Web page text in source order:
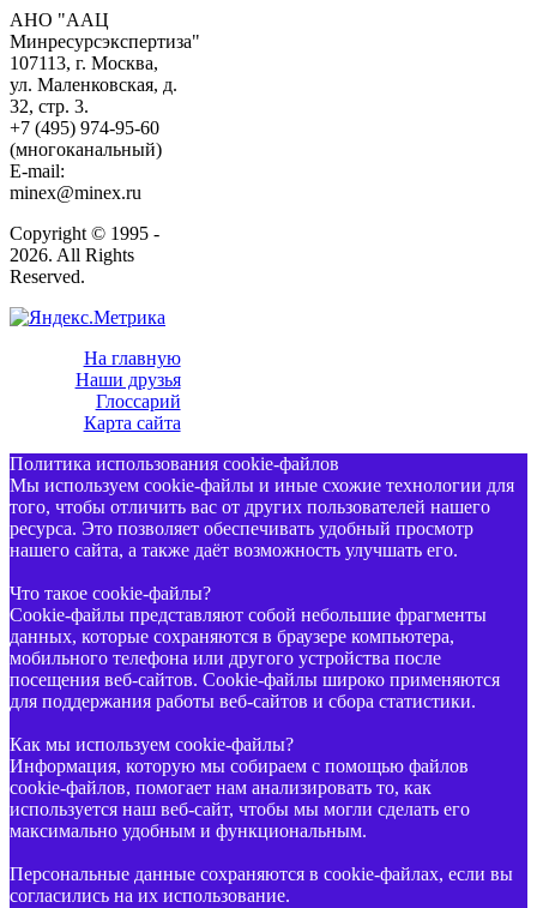
АНО "ААЦ
Минресурсэкспертиза"
107113, г. Москва,
ул. Маленковская, д.
32, стр. 3.
+7 (495) 974-95-60
(многоканальный)
E-mail:
minex@minex.ru
Copyright © 1995 -
2026. All Rights
Reserved.
На главную
Наши друзья
Глоссарий
Карта сайта
Политика использования cookie-файлов
Мы используем cookie-файлы и иные схожие технологии для
того, чтобы отличить вас от других пользователей нашего
ресурса. Это позволяет обеспечивать удобный просмотр
нашего сайта, а также даёт возможность улучшать его.
Что такое cookie-файлы?
Cookie-файлы представляют собой небольшие фрагменты
данных, которые сохраняются в браузере компьютера,
мобильного телефона или другого устройства после
посещения веб-сайтов. Cookie-файлы широко применяются
для поддержания работы веб-сайтов и сбора статистики.
Как мы используем cookie-файлы?
Информация, которую мы собираем с помощью файлов
cookie-файлов, помогает нам анализировать то, как
используется наш веб-сайт, чтобы мы могли сделать его
максимально удобным и функциональным.
Персональные данные сохраняются в cookie-файлах, если вы
согласились на их использование.